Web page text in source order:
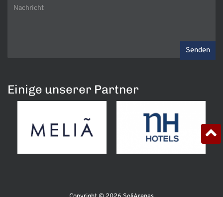
Senden
Einige unserer Partner